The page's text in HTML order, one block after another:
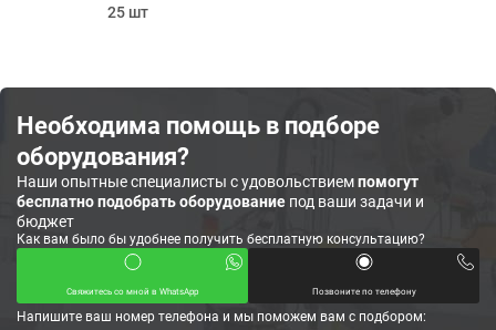
25 шт
Необходима помощь в подборе
оборудования?
Наши опытные специалисты с удовольствиемпомогут
бесплатно подобрать оборудование под ваши задачи и
бюджет
Как вам было бы удобнее получить бесплатную консультацию?
Свяжитесь со мной в WhatsApp Позвоните по телефону
Напишите ваш номер телефона и мы поможем вам с подбором: